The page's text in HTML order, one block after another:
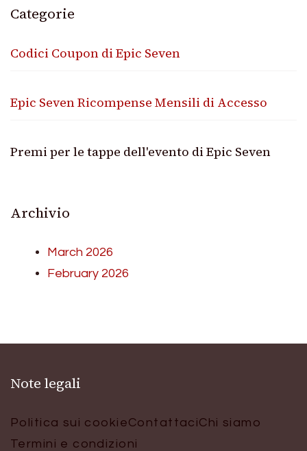
Categorie
Codici Coupon di Epic Seven
Epic Seven Ricompense Mensili di Accesso
Premi per le tappe dell'evento di Epic Seven
Archivio
March 2026
February 2026
Note legali
Politica sui cookieContattaciChi siamo
Termini e condizioni